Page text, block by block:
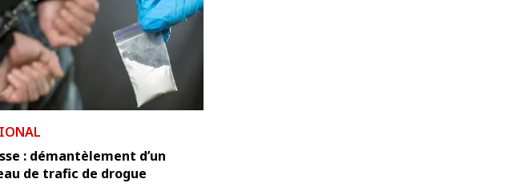
: démantèlement d’un
de trafic de drogue